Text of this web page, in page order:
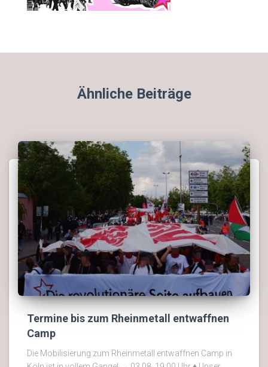
Ähnliche Beiträge
Termine bis zum Rheinmetall entwaffnen
Camp
Die Mobilisierung zum Rheinmetall entwaffnen Camp in